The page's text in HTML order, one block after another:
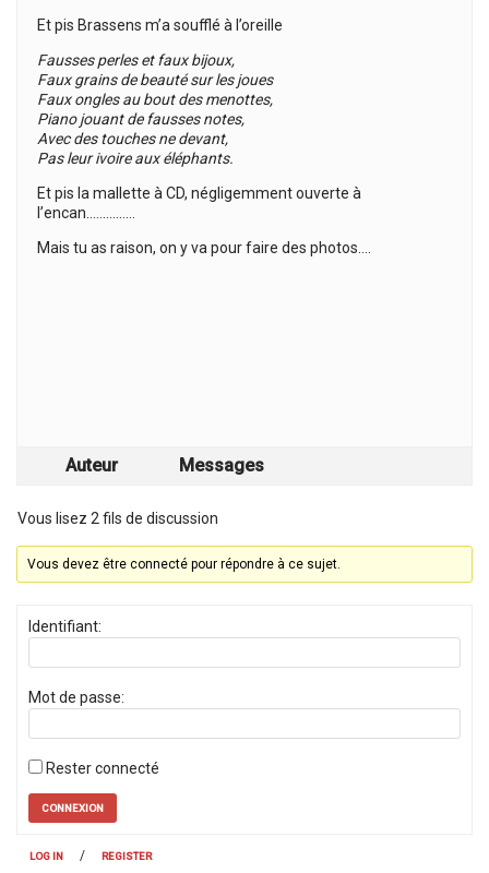
Et pis Brassens m’a soufflé à l’oreille
Fausses perles et faux bijoux,
Faux grains de beauté sur les joues
Faux ongles au bout des menottes,
Piano jouant de fausses notes,
Avec des touches ne devant,
Pas leur ivoire aux éléphants.
Et pis la mallette à CD, négligemment ouverte à
l’encan……………
Mais tu as raison, on y va pour faire des photos….
Auteur Messages
Vous lisez 2 fils de discussion
Vous devez être connecté pour répondre à ce sujet.
Identifiant:
Mot de passe:
Rester connecté
CONNEXION
LOG IN / REGISTER